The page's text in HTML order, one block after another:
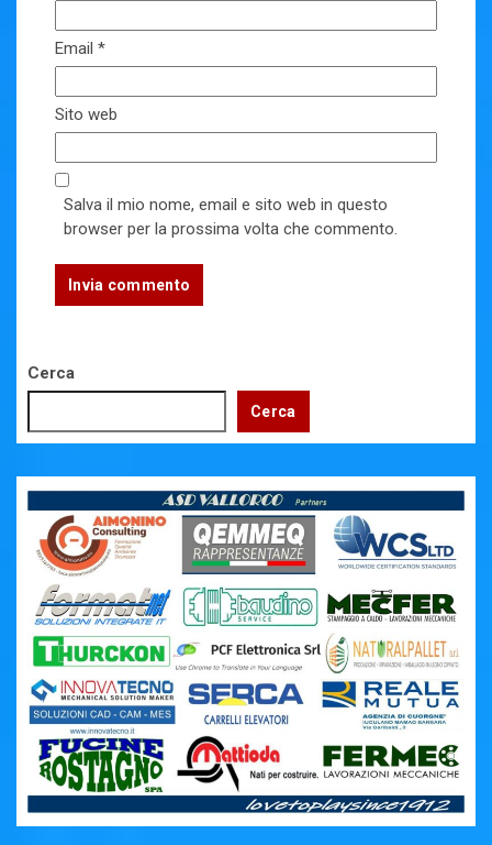
Email *
Sito web
Salva il mio nome, email e sito web in questo
browser per la prossima volta che commento.
Cerca
Cerca